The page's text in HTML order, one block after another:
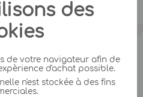
des
de votre navigateur afin de
d'achat possible.
n'est stockée à des fins